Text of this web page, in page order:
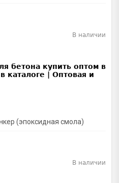
(эпоксидная смола)
В наличии
В наличии